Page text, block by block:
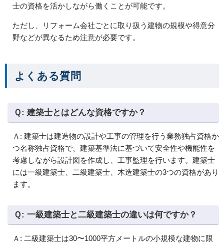
士の資格を活かしながら働くことが可能です。
ただし、リフォーム会社ごとに取り扱う建物の規模や得意分
野などが異なるため注意が必要です。
よくある質問
Ｑ: 建築士とはどんな資格ですか？
Ａ: 建築士は建造物の設計や工事の管理を行う業務独占資格か
つ名称独占資格で、建築基準法に基づいて安全性や機能性を
考慮しながら設計図を作成し、工事監理を行います。建築士
には一級建築士、二級建築士、木造建築士の3つの資格があり
ます。
Ｑ: 一級建築士と二級建築士の違いは何ですか？
Ａ: 二級建築士は30〜1000平方メートルの小規模な建物に限